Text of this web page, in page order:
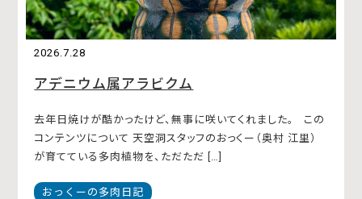
2026.7.28
アデニウム属アラビクム
去年日焼けが酷かったけど、無事に咲いてくれました。 この
コンテンツについて 天空洞スタッフのおっくー（奥村 江里）
が育てている多肉植物を、ただただ […]
おっくーの多肉日記